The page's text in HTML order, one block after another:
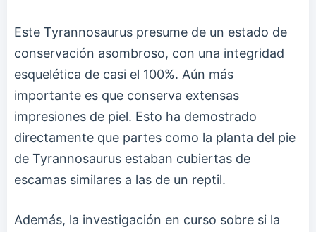
Este Tyrannosaurus presume de un estado de
conservación asombroso, con una integridad
esquelética de casi el 100%. Aún más
importante es que conserva extensas
impresiones de piel. Esto ha demostrado
directamente que partes como la planta del pie
de Tyrannosaurus estaban cubiertas de
escamas similares a las de un reptil.
Además, la investigación en curso sobre si la